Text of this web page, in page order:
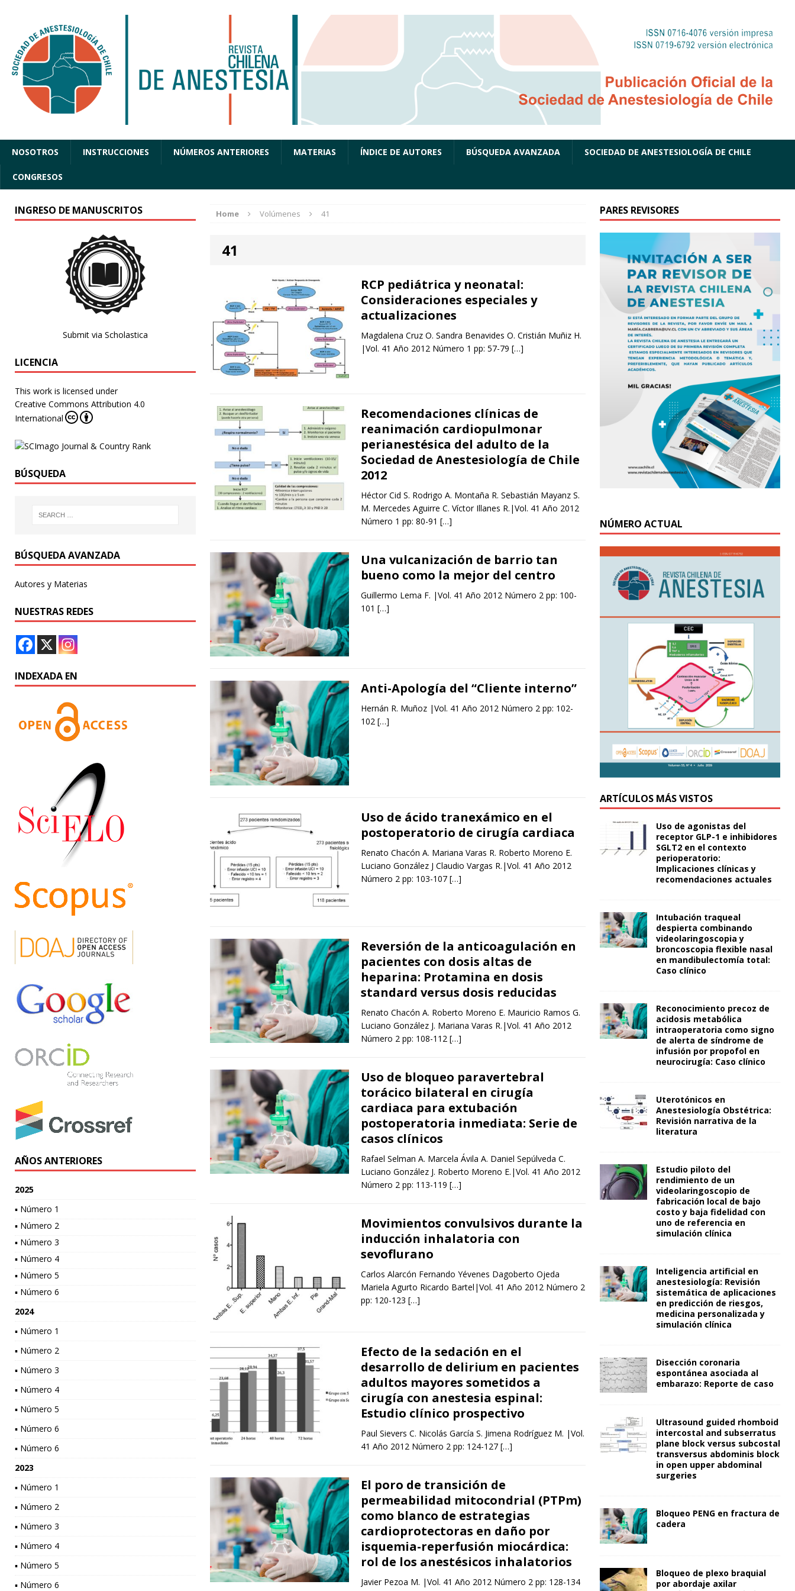
NOSOTROS INSTRUCCIONES NÚMEROS ANTERIORES MATERIAS ÍNDICE DE AUTORES BÚSQUEDA AVANZADA SOCIEDAD DE ANESTESIOLOGÍA DE CHILE
CONGRESOS
Home Volúmenes 41
41
RCP pediátrica y neonatal:
Consideraciones especiales y
actualizaciones
Magdalena Cruz O. Sandra Benavides O. Cristián Muñiz H.
|Vol. 41 Año 2012 Número 1 pp: 57-79 […]
Recomendaciones clínicas de
reanimación cardiopulmonar
perianestésica del adulto de la
Sociedad de Anestesiología de Chile
2012
Héctor Cid S. Rodrigo A. Montaña R. Sebastián Mayanz S.
M. Mercedes Aguirre C. Víctor Illanes R.|Vol. 41 Año 2012
Número 1 pp: 80-91 […]
Una vulcanización de barrio tan
bueno como la mejor del centro
Guillermo Lema F. |Vol. 41 Año 2012 Número 2 pp: 100-
101 […]
Anti-Apología del “Cliente interno”
Hernán R. Muñoz |Vol. 41 Año 2012 Número 2 pp: 102-
102 […]
Uso de ácido tranexámico en el
postoperatorio de cirugía cardiaca
Renato Chacón A. Mariana Varas R. Roberto Moreno E.
Luciano González J Claudio Vargas R.|Vol. 41 Año 2012
Número 2 pp: 103-107 […]
Reversión de la anticoagulación en
pacientes con dosis altas de
heparina: Protamina en dosis
standard versus dosis reducidas
Renato Chacón A. Roberto Moreno E. Mauricio Ramos G.
Luciano González J. Mariana Varas R.|Vol. 41 Año 2012
Número 2 pp: 108-112 […]
Uso de bloqueo paravertebral
torácico bilateral en cirugía
cardiaca para extubación
postoperatoria inmediata: Serie de
casos clínicos
Rafael Selman A. Marcela Ávila A. Daniel Sepúlveda C.
Luciano González J. Roberto Moreno E.|Vol. 41 Año 2012
Número 2 pp: 113-119 […]
Movimientos convulsivos durante la
inducción inhalatoria con
sevoflurano
Carlos Alarcón Fernando Yévenes Dagoberto Ojeda
Mariela Agurto Ricardo Bartel|Vol. 41 Año 2012 Número 2
pp: 120-123 […]
Efecto de la sedación en el
desarrollo de delirium en pacientes
adultos mayores sometidos a
cirugía con anestesia espinal:
Estudio clínico prospectivo
Paul Sievers C. Nicolás García S. Jimena Rodríguez M. |Vol.
41 Año 2012 Número 2 pp: 124-127 […]
El poro de transición de
permeabilidad mitocondrial (PTPm)
como blanco de estrategias
cardioprotectoras en daño por
isquemia-reperfusión miocárdica:
rol de los anestésicos inhalatorios
Javier Pezoa M. |Vol. 41 Año 2012 Número 2 pp: 128-134
INGRESO DE MANUSCRITOS
Submit via Scholastica
LICENCIA
This work is licensed under
Creative Commons Attribution 4.0
International
BÚSQUEDA
BÚSQUEDA AVANZADA
Autores y Materias
NUESTRAS REDES
INDEXADA EN
AÑOS ANTERIORES
2025
▪ Número 1
▪ Número 2
▪ Número 3
▪ Número 4
▪ Número 5
▪ Número 6
2024
▪ Número 1
▪ Número 2
▪ Número 3
▪ Número 4
▪ Número 5
▪ Número 6
▪ Número 6
2023
▪ Número 1
▪ Número 2
▪ Número 3
▪ Número 4
▪ Número 5
▪ Número 6
PARES REVISORES
NÚMERO ACTUAL
ARTÍCULOS MÁS VISTOS
Uso de agonistas del
receptor GLP-1 e inhibidores
SGLT2 en el contexto
perioperatorio:
Implicaciones clínicas y
recomendaciones actuales
Intubación traqueal
despierta combinando
videolaringoscopia y
broncoscopia flexible nasal
en mandibulectomía total:
Caso clínico
Reconocimiento precoz de
acidosis metabólica
intraoperatoria como signo
de alerta de síndrome de
infusión por propofol en
neurocirugía: Caso clínico
Uterotónicos en
Anestesiología Obstétrica:
Revisión narrativa de la
literatura
Estudio piloto del
rendimiento de un
videolaringoscopio de
fabricación local de bajo
costo y baja fidelidad con
uno de referencia en
simulación clínica
Inteligencia artificial en
anestesiología: Revisión
sistemática de aplicaciones
en predicción de riesgos,
medicina personalizada y
simulación clínica
Disección coronaria
espontánea asociada al
embarazo: Reporte de caso
Ultrasound guided rhomboid
intercostal and subserratus
plane block versus subcostal
transversus abdominis block
in open upper abdominal
surgeries
Bloqueo PENG en fractura de
cadera
Bloqueo de plexo braquial
por abordaje axilar